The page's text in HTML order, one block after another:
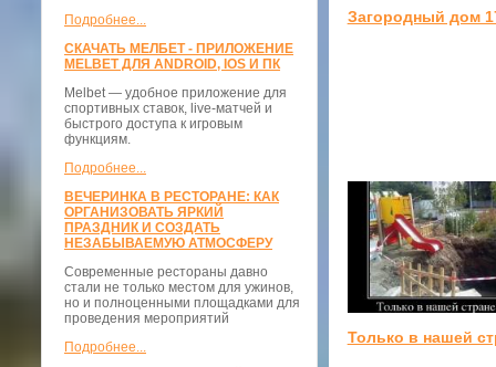
Подробнее...
СКАЧАТЬ МЕЛБЕТ - ПРИЛОЖЕНИЕ
MELBET ДЛЯ ANDROID, IOS И ПК
Melbet — удобное приложение для
спортивных ставок, live-матчей и
быстрого доступа к игровым
функциям.
Подробнее...
ВЕЧЕРИНКА В РЕСТОРАНЕ: КАК
ОРГАНИЗОВАТЬ ЯРКИЙ
ПРАЗДНИК И СОЗДАТЬ
НЕЗАБЫВАЕМУЮ АТМОСФЕРУ
Современные рестораны давно
стали не только местом для ужинов,
но и полноценными площадками для
проведения мероприятий
Подробнее...
Загородный дом
Только в нашей